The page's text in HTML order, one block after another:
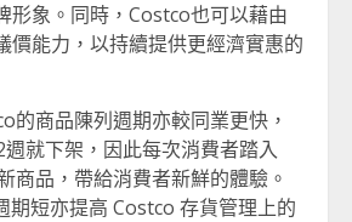
形象。同時，Costco也可以藉由
價能力，以持續提供更經濟實惠的
的商品陳列週期亦較同業更快，
就下架，因此每次消費者踏入
商品，帶給消費者新鮮的體驗。
期短亦提高 Costco 存貨管理上的